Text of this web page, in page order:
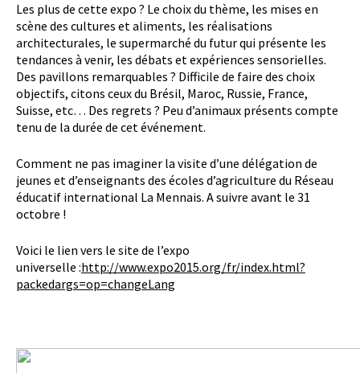
Les plus de cette expo ? Le choix du thème, les mises en
scène des cultures et aliments, les réalisations
architecturales, le supermarché du futur qui présente les
tendances à venir, les débats et expériences sensorielles.
Des pavillons remarquables ? Difficile de faire des choix
objectifs, citons ceux du Brésil, Maroc, Russie, France,
Suisse, etc… Des regrets ? Peu d’animaux présents compte
tenu de la durée de cet événement.
Comment ne pas imaginer la visite d’une délégation de
jeunes et d’enseignants des écoles d’agriculture du Réseau
éducatif international La Mennais. A suivre avant le 31
octobre !
Voici le lien vers le site de l’expo
universelle :http://www.expo2015.org/fr/index.html?
packedargs=op=changeLang